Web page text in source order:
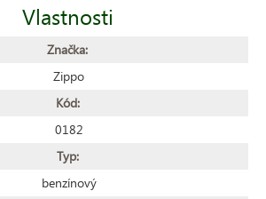
Vlastnosti
Značka:
Zippo
Kód:
0182
Typ:
benzínový